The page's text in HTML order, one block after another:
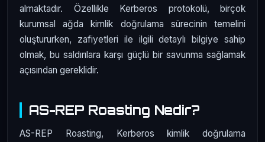
almaktadır. Özellikle Kerberos protokolü, birçok
kurumsal ağda kimlik doğrulama sürecinin temelini
oluştururken, zafiyetleri ile ilgili detaylı bilgiye sahip
olmak, bu saldırılara karşı güçlü bir savunma sağlamak
açısından gereklidir.
AS-REP Roasting Nedir?
AS-REP Roasting, Kerberos kimlik doğrulama